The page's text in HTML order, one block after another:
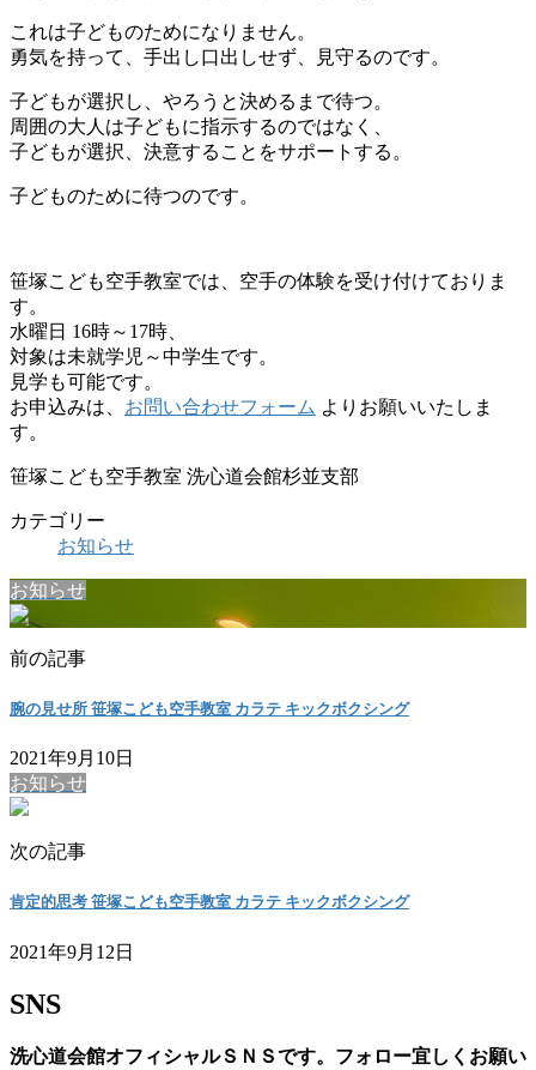
これは子どものためになりません。
勇気を持って、手出し口出しせず、見守るのです。
子どもが選択し、やろうと決めるまで待つ。
周囲の大人は子どもに指示するのではなく、
子どもが選択、決意することをサポートする。
子どものために待つのです。
笹塚こども空手教室では、空手の体験を受け付けておりま
す。
水曜日 16時～17時、
対象は未就学児～中学生です。
見学も可能です。
お申込みは、 お問い合わせフォーム よりお願いいたしま
す。
笹塚こども空手教室 洗心道会館杉並支部
カテゴリー
お知らせ
お知らせ
前の記事
腕の見せ所 笹塚こども空手教室 カラテ キックボクシング
2021年9月10日
お知らせ
次の記事
肯定的思考 笹塚こども空手教室 カラテ キックボクシング
2021年9月12日
SNS
洗心道会館オフィシャルＳＮＳです。フォロー宜しくお願い